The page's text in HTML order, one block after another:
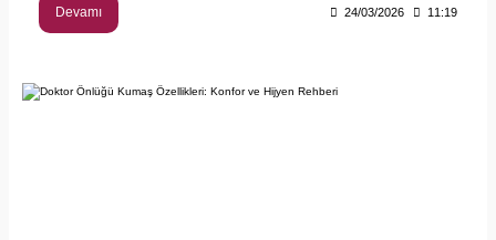
Devamı 24/03/2026 11:19